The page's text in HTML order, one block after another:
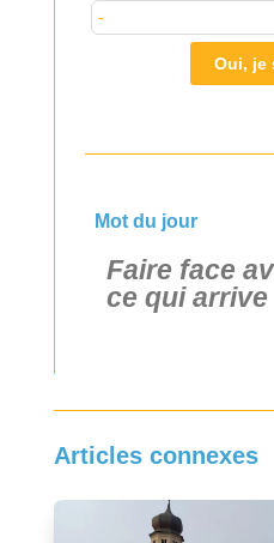
Oui, je
Mot du jour
Faire face
ce qui arrive
Articles connexes